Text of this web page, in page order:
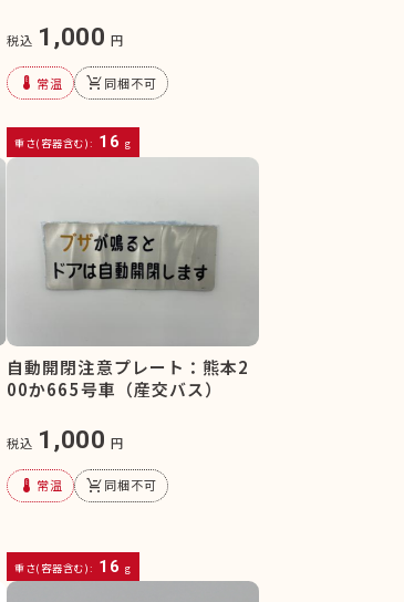
税込 1,000 円
device_thermostat 常温 remove_shopping_cart同梱不可
重さ(容器含む): 16 g
自動開閉注意プレート：熊本2
00か665号車（産交バス）
税込 1,000 円
device_thermostat 常温 remove_shopping_cart同梱不可
重さ(容器含む): 16 g